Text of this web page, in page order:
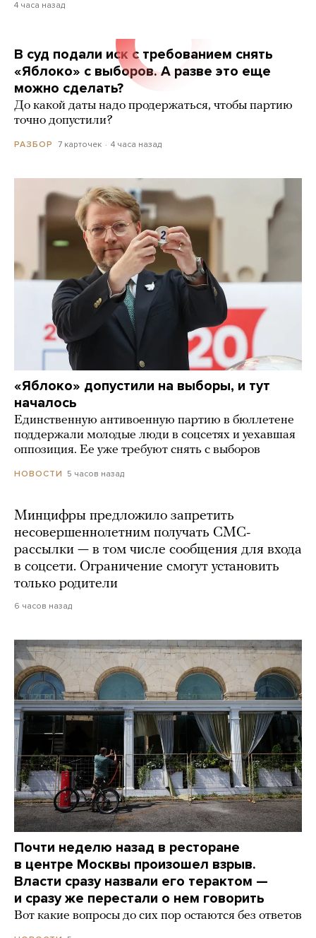
4 часа назад
В суд подали иск с требованием снять
«Яблоко» с выборов. А разве это еще
можно сделать?
До какой даты надо продержаться, чтобы партию
точно допустили?
РАЗБОР 7 карточек 4 часа назад
«Яблоко» допустили на выборы, и тут
началось
Единственную антивоенную партию в бюллетене
поддержали молодые люди в соцсетях и уехавшая
оппозиция. Ее уже требуют снять с выборов
НОВОСТИ 5 часов назад
Минцифры предложило запретить
несовершеннолетним получать СМС-
рассылки — в том числе сообщения для входа
в соцсети. Ограничение смогут установить
только родители
6 часов назад
Почти неделю назад в ресторане
в центре Москвы произошел взрыв.
Власти сразу назвали его терактом —
и сразу же перестали о нем говорить
Вот какие вопросы до сих пор остаются без ответов